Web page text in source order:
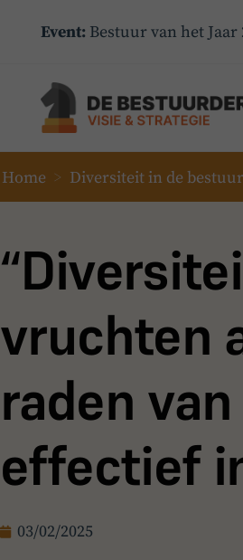
Event: Bestuur van het Jaar
Home > Diversiteit in de
vruchten
raden
effectief
03/02/2025